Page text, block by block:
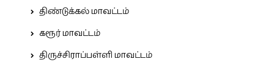
திண்டுக்கல் மாவட்டம்
கரூர் மாவட்டம்
திருச்சிராப்பள்ளி மாவட்டம்